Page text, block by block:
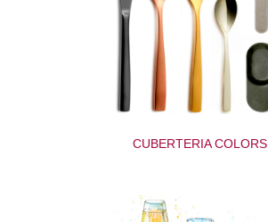
CUBERTERIA COLORS